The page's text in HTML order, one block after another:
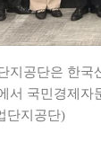
지공단은 한국
서 국민경제자
단지공단)